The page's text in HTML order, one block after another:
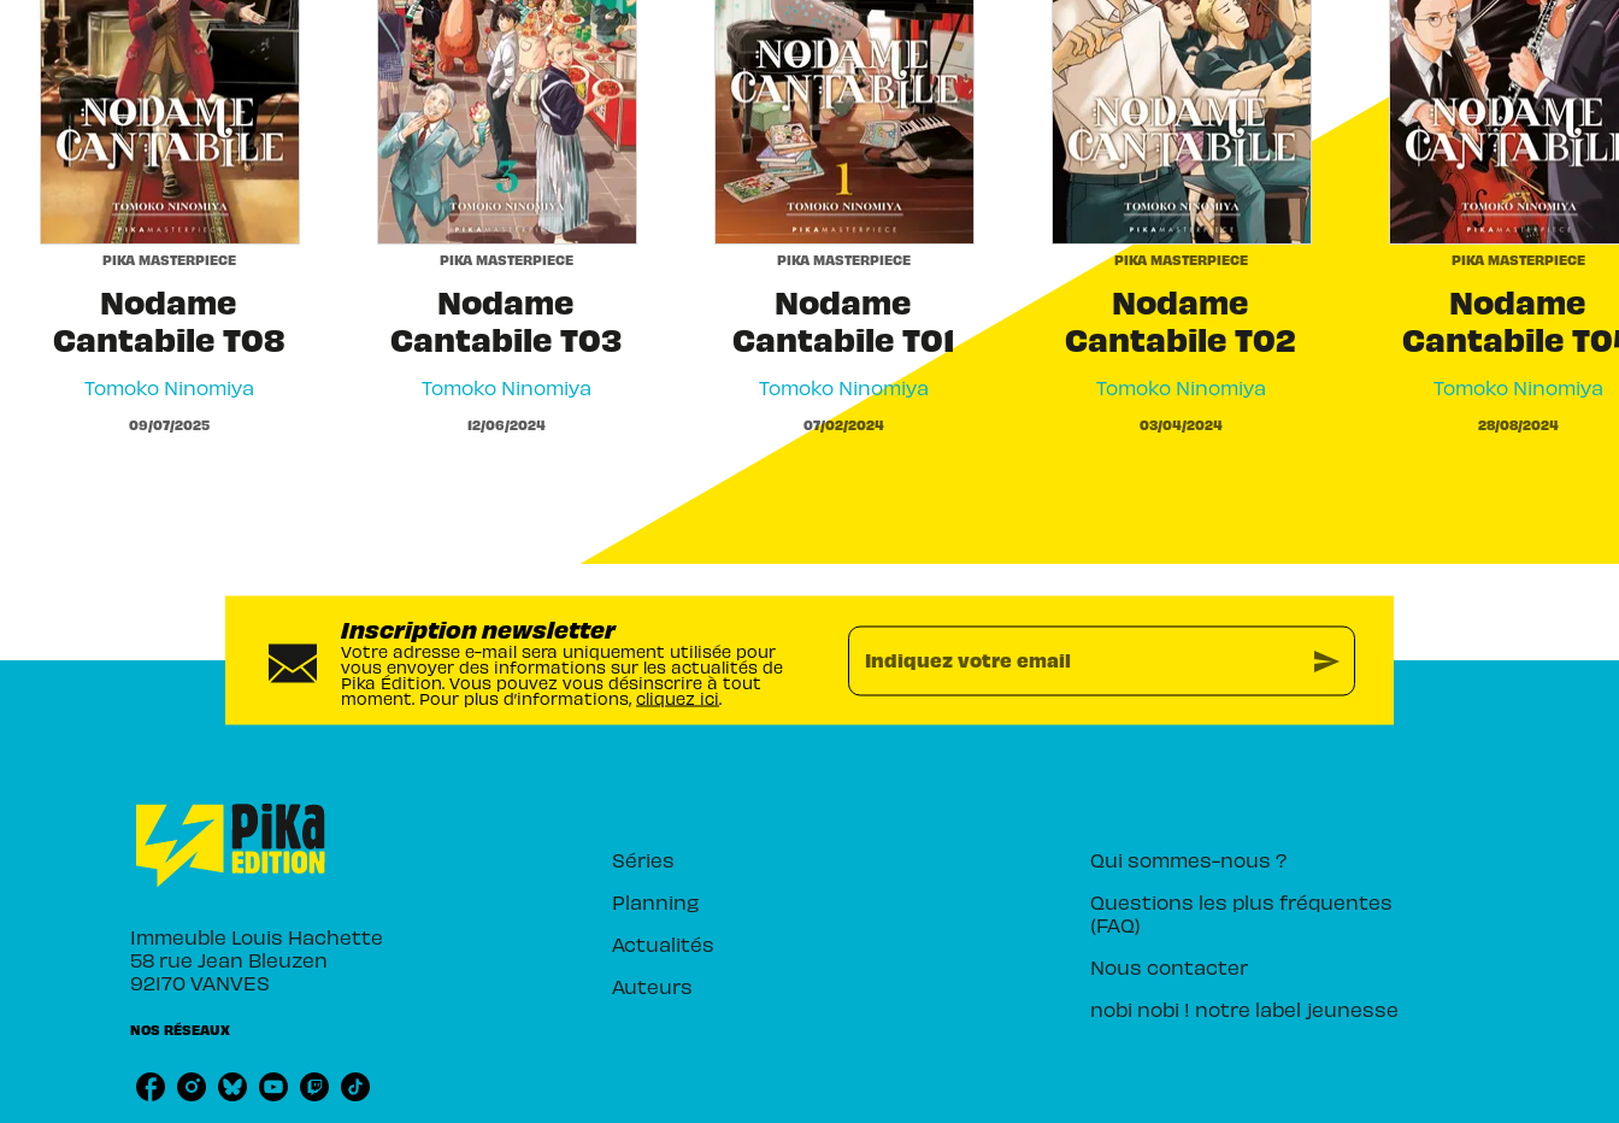
PIKA MASTERPIECE
Nodame
Cantabile T08
Tomoko Ninomiya
09/07/2025
PIKA MASTERPIECE
Nodame
Cantabile T03
Tomoko Ninomiya
12/06/2024
PIKA MASTERPIECE
Nodame
Cantabile T01
Tomoko Ninomiya
07/02/2024
PIKA MASTERPIECE
Nodame
Cantabile T02
Tomoko Ninomiya
03/04/2024
PIKA MASTERPIECE
Nodame
Cantabile
Tomoko Ninomiya
28/08/2024
Inscription newsletter
Votre adresse e-mail sera uniquement utilisée pour
vous envoyer des informations sur les actualités de
Pika Édition. Vous pouvez vous désinscrire à tout
moment. Pour plus d’informations, cliquez ici.
Indiquez votre email send
Immeuble Louis Hachette
58 rue Jean Bleuzen
92170 VANVES
NOS RÉSEAUX
Séries
Planning
Actualités
Auteurs
Qui sommes-nous ?
Questions les plus fréquentes
(FAQ)
Nous contacter
nobi nobi ! notre label jeunesse